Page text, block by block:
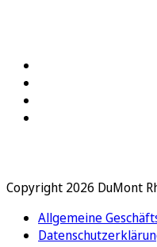
Copyright 2026 DuMont
Allgemeine